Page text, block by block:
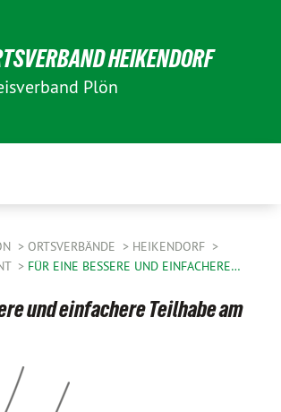
HEIKENDORF
Plön
ORTSVERBÄNDE
HEIKENDORF
FÜR EINE BESSERE UND EINFACHERE…
und einfachere Teilhabe am